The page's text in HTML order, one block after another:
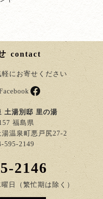
contact
にお寄せください
土湯別邸 里の湯
福島県
湯温泉町悪戸尻27-2
595-2149
2146
日（繁忙期は除く）